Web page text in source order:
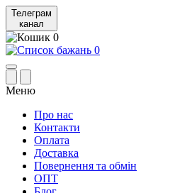
Телеграм
канал
0
0
Меню
Про нас
Контакти
Оплата
Доставка
Повернення та обмін
ОПТ